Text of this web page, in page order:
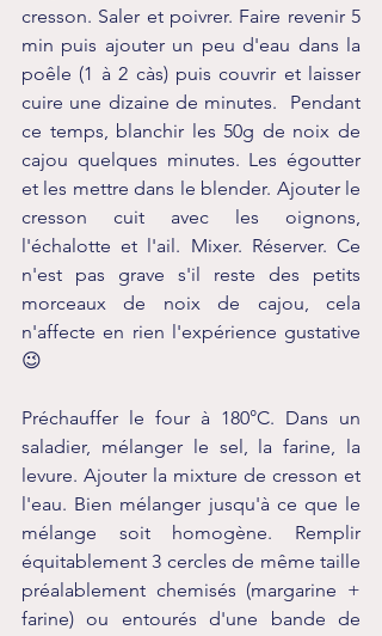
cresson. Saler et poivrer. Faire revenir 5
min puis ajouter un peu d'eau dans la
poêle (1 à 2 càs) puis couvrir et laisser
cuire une dizaine de minutes.  Pendant
ce temps, blanchir les 50g de noix de
cajou quelques minutes. Les égoutter
et les mettre dans le blender. Ajouter le
cresson cuit avec les oignons,
l'échalotte et l'ail. Mixer. Réserver. Ce
n'est pas grave s'il reste des petits
morceaux de noix de cajou, cela
n'affecte en rien l'expérience gustative
😉
Préchauffer le four à 180°C. Dans un
saladier, mélanger le sel, la farine, la
levure. Ajouter la mixture de cresson et
l'eau. Bien mélanger jusqu'à ce que le
mélange soit homogène. Remplir
équitablement 3 cercles de même taille
préalablement chemisés (margarine +
farine) ou entourés d'une bande de